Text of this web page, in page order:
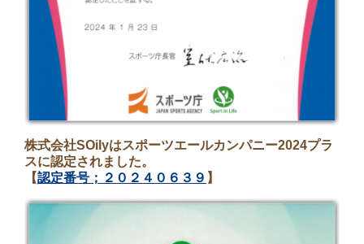
株式会社SOilyはスポーツエールカンパニー2024プラ
スに認定されました。
【認定番号；２０２４０６３９ 】